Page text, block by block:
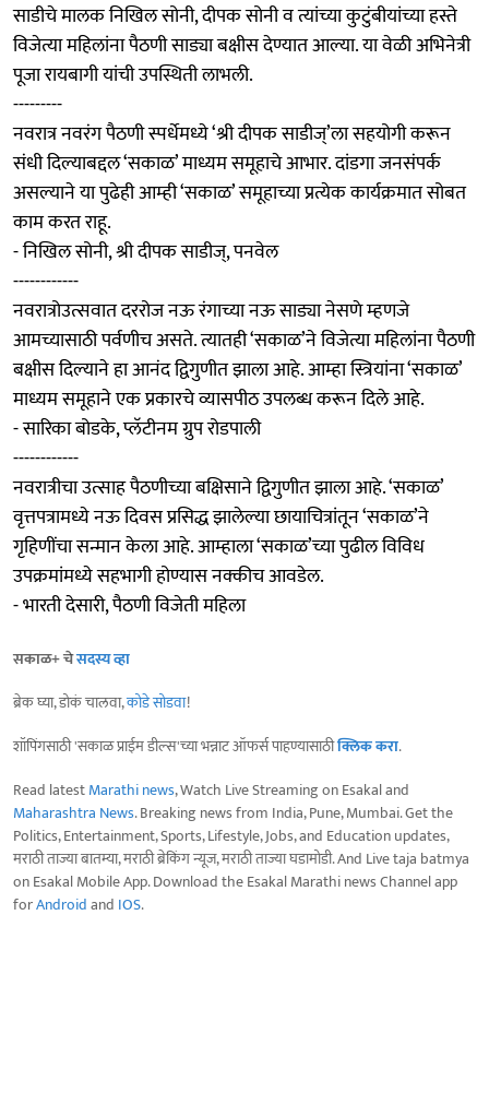
साडीचे मालक निखिल सोनी, दीपक सोनी व त्यांच्या कुटुंबीयांच्या हस्ते
विजेत्या महिलांना पैठणी साड्या बक्षीस देण्यात आल्या. या वेळी अभिनेत्री
पूजा रायबागी यांची उपस्थिती लाभली.
---------
नवरात्र नवरंग पैठणी स्पर्धेमध्ये ‘श्री दीपक साडीज्’ला सहयोगी करून
संधी दिल्याबद्दल ‘सकाळ’ माध्यम समूहाचे आभार. दांडगा जनसंपर्क
असल्याने या पुढेही आम्ही ‘सकाळ’ समूहाच्या प्रत्येक कार्यक्रमात सोबत
काम करत राहू.
- निखिल सोनी, श्री दीपक साडीज्, पनवेल
------------
नवरात्रोउत्सवात दररोज नऊ रंगाच्या नऊ साड्या नेसणे म्हणजे
आमच्यासाठी पर्वणीच असते. त्यातही ‘सकाळ’ने विजेत्या महिलांना पैठणी
बक्षीस दिल्याने हा आनंद द्विगुणीत झाला आहे. आम्हा स्त्रियांना ‘सकाळ’
माध्यम समूहाने एक प्रकारचे व्यासपीठ उपलब्ध करून दिले आहे.
- सारिका बोडके, प्लॅटीनम ग्रुप रोडपाली
------------
नवरात्रीचा उत्साह पैठणीच्या बक्षिसाने द्विगुणीत झाला आहे. ‘सकाळ’
वृत्तपत्रामध्ये नऊ दिवस प्रसिद्ध झालेल्या छायाचित्रांतून ‘सकाळ’ने
गृहिणींचा सन्मान केला आहे. आम्हाला ‘सकाळ’च्या पुढील विविध
उपक्रमांमध्ये सहभागी होण्यास नक्कीच आवडेल.
- भारती देसारी, पैठणी विजेती महिला
सकाळ+ चेसदस्य व्हा
ब्रेक घ्या, डोकं चालवा,कोडे सोडवा!
शॉपिंगसाठी 'सकाळ प्राईम डील्स'च्या भन्नाट ऑफर्स पाहण्यासाठीक्लिक करा.
Read latestMarathi news, Watch Live Streaming on Esakal and
Maharashtra News. Breaking news from India, Pune, Mumbai. Get the
Politics, Entertainment, Sports, Lifestyle, Jobs, and Education updates,
मराठी ताज्या बातम्या, मराठी ब्रेकिंग न्यूज, मराठी ताज्या घडामोडी. And Live taja batmya
on Esakal Mobile App. Download the Esakal Marathi news Channel app
forAndroidand IOS.